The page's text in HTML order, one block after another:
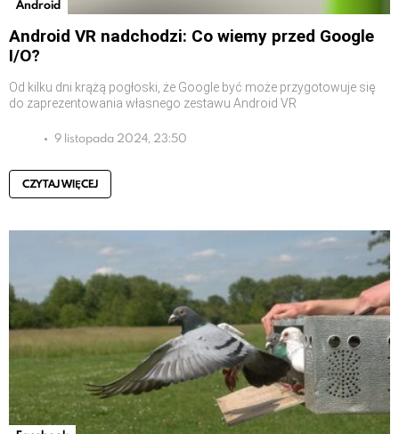
Android
Android VR nadchodzi: Co wiemy przed Google
I/O?
Od kilku dni krążą pogłoski, że Google być może przygotowuje się
do zaprezentowania własnego zestawu Android VR
9 listopada 2024, 23:50
CZYTAJ WIĘCEJ